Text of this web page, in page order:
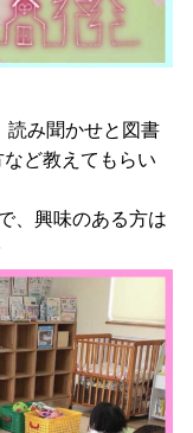
読み聞かせと図書
ど教えてもらい
、興味のある方は